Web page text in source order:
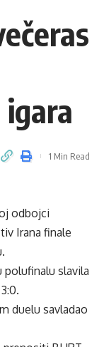
1 Min Read
odbojci
Irana finale
polufinalu slavila
duelu savladao